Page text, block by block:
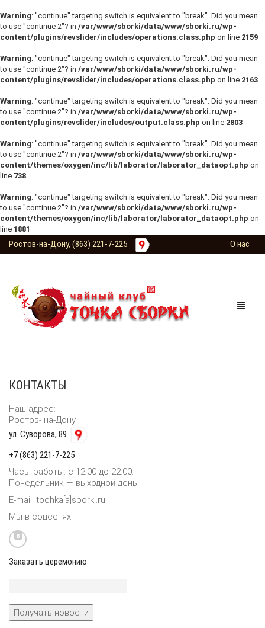
Warning: "continue" targeting switch is equivalent to "break". Did you mean
to use "continue 2"? in /var/www/sborki/data/www/sborki.ru/wp-
content/plugins/revslider/includes/operations.class.php on line 2159
Warning: "continue" targeting switch is equivalent to "break". Did you mean
to use "continue 2"? in /var/www/sborki/data/www/sborki.ru/wp-
content/plugins/revslider/includes/operations.class.php on line 2163
Warning: "continue" targeting switch is equivalent to "break". Did you mean
to use "continue 2"? in /var/www/sborki/data/www/sborki.ru/wp-
content/plugins/revslider/includes/output.class.php on line 2803
Warning: "continue" targeting switch is equivalent to "break". Did you mean
to use "continue 2"? in /var/www/sborki/data/www/sborki.ru/wp-
content/themes/oxygen/inc/lib/laborator/laborator_dataopt.php on
line 738
Warning: "continue" targeting switch is equivalent to "break". Did you mean
to use "continue 2"? in /var/www/sborki/data/www/sborki.ru/wp-
content/themes/oxygen/inc/lib/laborator/laborator_dataopt.php on
line 1881
Ростов-на-Дону, (863) 221-7-225 О нас
ЧАЙНАЯ
АКЦИИ
СКИДКИ
МЕРОПРИЯТИЯ
ТУРЫ ПО КИТАЮ
КОРЗИНА
КОНТАКТЫ
Наш адрес:
Ростов- на-Дону
ул. Суворова, 89
+7 (863) 221-7-225
Часы работы: с 12:00 до 22:00.
Понедельник — выходной день.
E-mail: tochka[a]sborki.ru
Мы в соцсетях
Заказать церемонию